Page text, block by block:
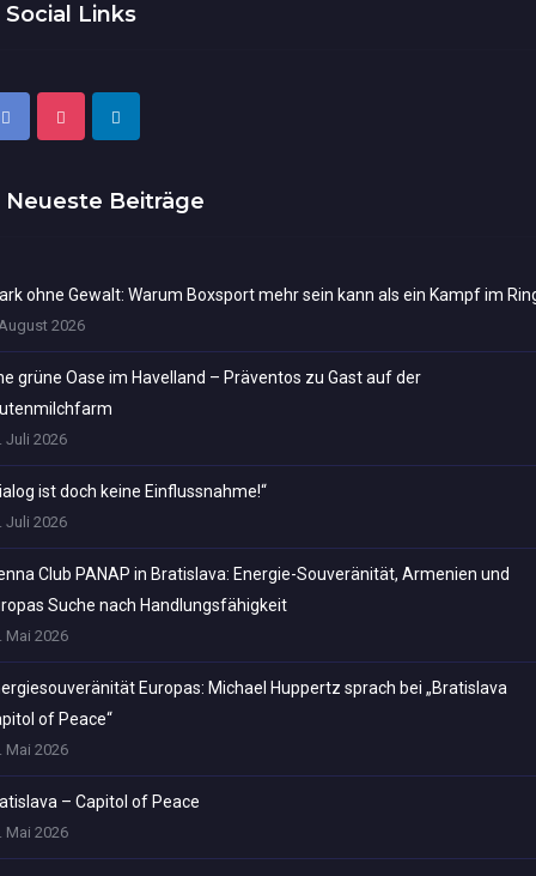
Social Links
Neueste Beiträge
ohne Gewalt: Warum Boxsport mehr sein kann als ein Kampf im
2026
grüne Oase im Havelland – Präventos zu Gast auf der
Juli 2026
ist doch keine Einflussnahme!“
Juli 2026
Club PANAP in Bratislava: Energie-Souveränität, Armenien und
Suche nach Handlungsfähigkeit
Mai 2026
Europas: Michael Huppertz sprach bei „Bratislava
of Peace“
Mai 2026
– Capitol of Peace
Mai 2026